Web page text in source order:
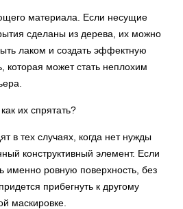
материала. Если несущие
сделаны из дерева, их можно
лаком и создать эффектную
которая может стать неплохим
в тех случаях, когда нет нужды
конструктивный элемент. Если
именно ровную поверхность, без
прибегнуть к другому
маскировке.